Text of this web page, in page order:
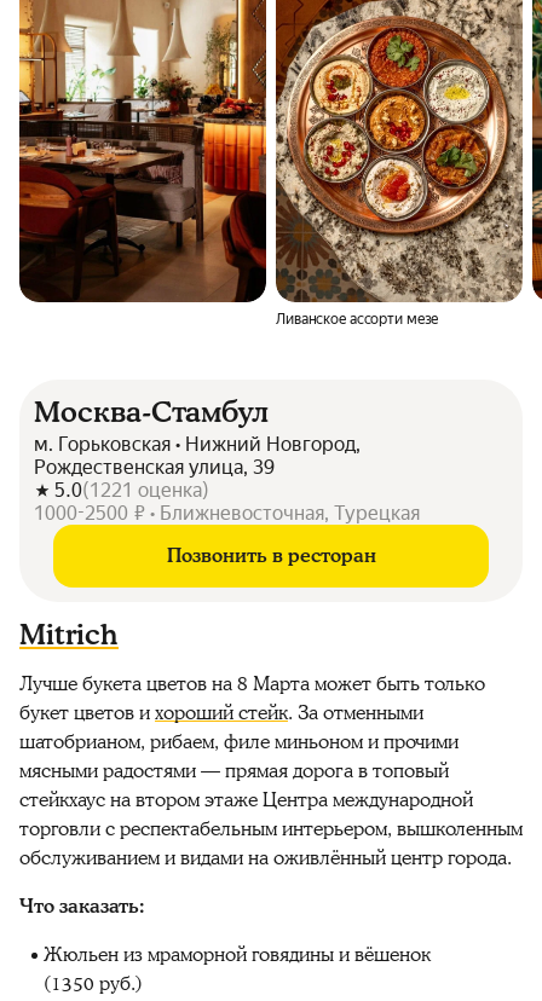
Ливанское ассорти мезе
Москва-Стамбул
м. Горьковская • Нижний Новгород,
Рождественская улица, 39
5.0(1221 оценка)
1000-2500 ₽ • Ближневосточная, Турецкая
Позвонить в ресторан
Mitrich
Лучше букета цветов на 8 Марта может быть только
букет цветов ихороший стейк. За отменными
шатобрианом, рибаем, филе миньоном и прочими
мясными радостями — прямая дорога в топовый
стейкхаус на втором этаже Центра международной
торговли с респектабельным интерьером, вышколенным
обслуживанием и видами на оживлённый центр города.
Что заказать:
Жюльен из мраморной говядины и вёшенок
(1350 руб.)